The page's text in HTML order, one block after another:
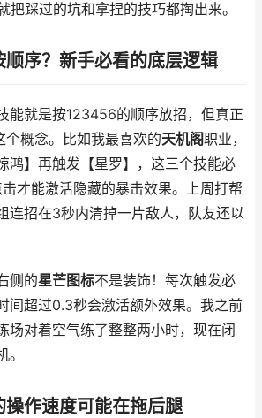
把踩过的坑和拿捏的技巧都掏出来。
序？新手必看的底层逻辑
能就是按123456的顺序放招，但真正
个概念。比如我最喜欢的天机阁职业，
鸿】再触发【星罗】，这三个技能必
才能激活隐藏的暴击效果。上周打帮
连招在3秒内清掉一片敌人，队友还以
侧的星芒图标不是装饰！每次触发必
间超过0.3秒会激活额外效果。我之前
场对着空气练了整整两小时，现在闭
操作速度可能在拖后腿